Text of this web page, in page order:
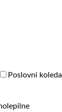
Poslovni